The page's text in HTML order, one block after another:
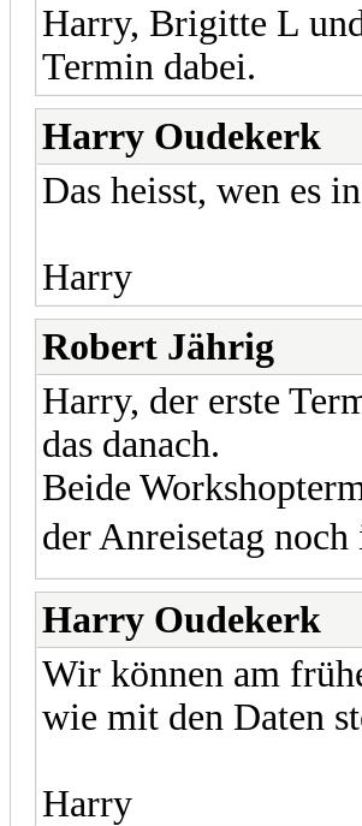
Harry, Brigitte L
Termin dabei.
Harry Oudekerk
Das heisst, wen es
Harry
Robert Jährig
Harry, der erste
das danach.
Beide
der Anreisetag
Harry Oudekerk
Wir können am
wie mit den Daten
Harry